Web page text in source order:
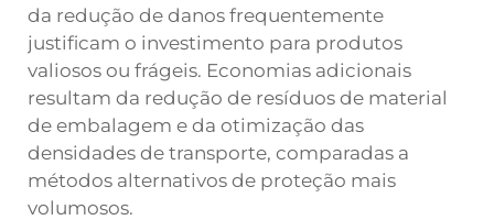
da redução de danos frequentemente
justificam o investimento para produtos
valiosos ou frágeis. Economias adicionais
resultam da redução de resíduos de material
de embalagem e da otimização das
densidades de transporte, comparadas a
métodos alternativos de proteção mais
volumosos.